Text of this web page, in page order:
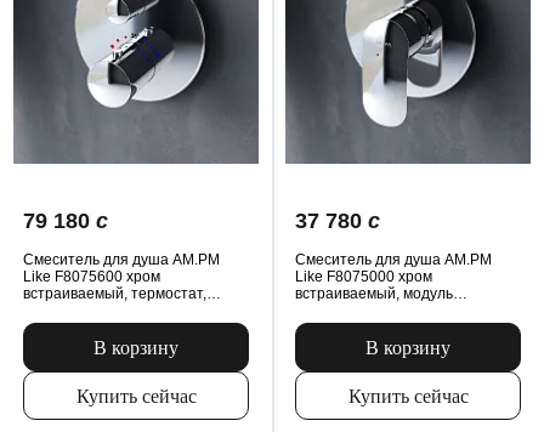
79 180 c
Смеситель для душа AM.PM
Like F8075600 хром
встраиваемый, термостат,
В корзину
Купить сейчас
37 780 c
Смеситель для душа AM.PM
Like F8075000 хром
встраиваемый, модуль
В корзину
Купить сейчас